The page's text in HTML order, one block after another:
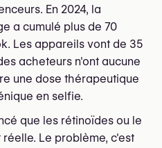
En 2024, la
a cumulé plus de 70
Les appareils vont de 35
acheteurs n'ont aucune
une dose thérapeutique
en selfie.
que les rétinoïdes ou le
Le problème, c'est